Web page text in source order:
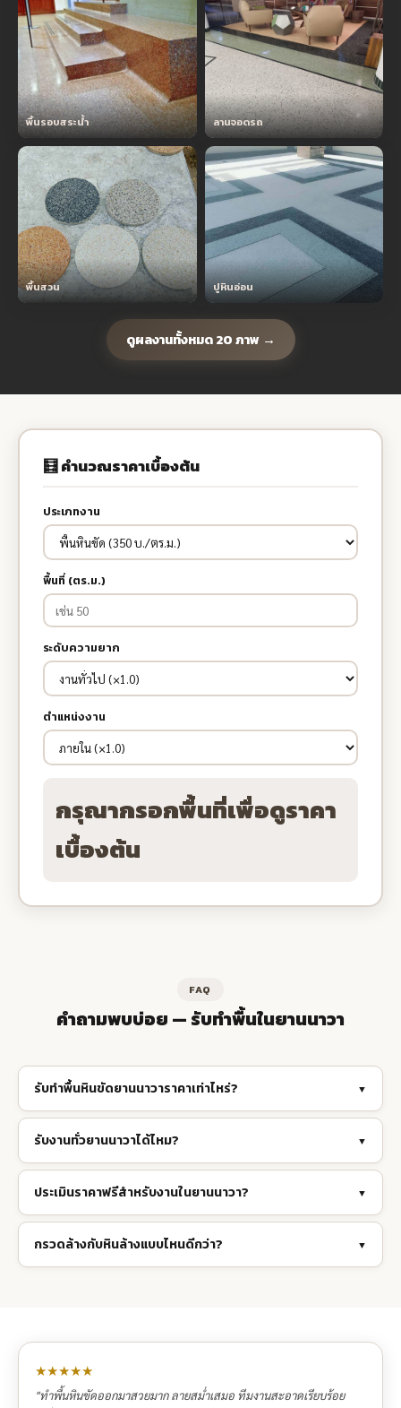
พื้นรอบสระน้ำ ลานจอดรถ
พื้นสวน ปูหินอ่อน
ดูผลงานทั้งหมด 20 ภาพ →
🧮 คำนวณราคาเบื้องต้น
ประเภทงาน
พื้นที่ (ตร.ม.)
ระดับความยาก
ตำแหน่งงาน
กรุณากรอกพื้นที่เพื่อดูราคา
เบื้องต้น
FAQ
คำถามพบบ่อย — รับทำพื้นในยานนาวา
รับทำพื้นหินขัดยานนาวาราคาเท่าไหร่? ▼
รับงานทั่วยานนาวาได้ไหม? ▼
ประเมินราคาฟรีสำหรับงานในยานนาวา? ▼
กรวดล้างกับหินล้างแบบไหนดีกว่า? ▼
★★★★★
"ทำพื้นหินขัดออกมาสวยมาก ลายสม่ำเสมอ ทีมงานสะอาดเรียบร้อย